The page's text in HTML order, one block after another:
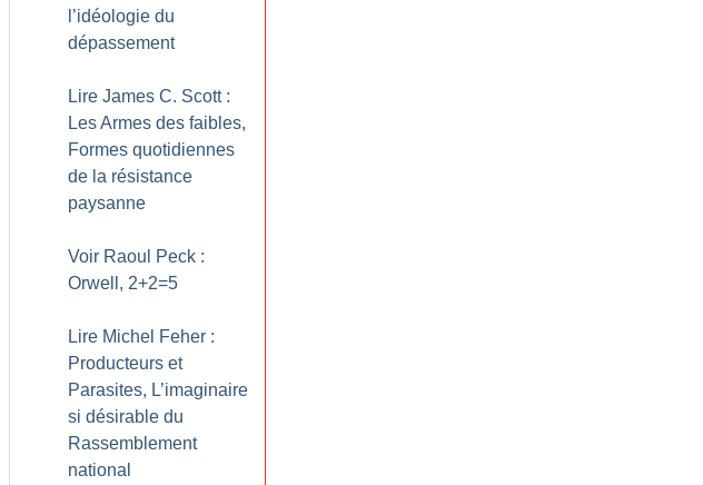
l’idéologie du
dépassement
Lire James C. Scott :
Les Armes des faibles,
Formes quotidiennes
de la résistance
paysanne
Voir Raoul Peck :
Orwell, 2+2=5
Lire Michel Feher :
Producteurs et
Parasites, L’imaginaire
si désirable du
Rassemblement
national